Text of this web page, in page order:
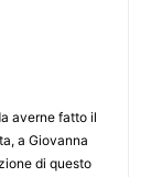
averne fatto il
a Giovanna
di questo